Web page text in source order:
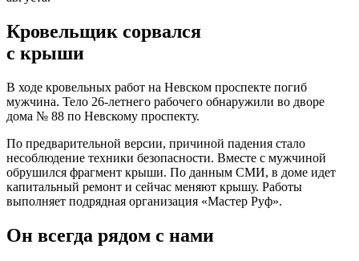
Кровельщик сорвался
с крыши
В ходе кровельных работ на Невском проспекте погиб
мужчина. Тело 26-летнего рабочего обнаружили во дворе
дома № 88 по Невскому проспекту.
По предварительной версии, причиной падения стало
несоблюдение техники безопасности. Вместе с мужчиной
обрушился фрагмент крыши. По данным СМИ, в доме идет
капитальный ремонт и сейчас меняют крышу. Работы
выполняет подрядная организация «Мастер Руф».
Он всегда рядом с нами